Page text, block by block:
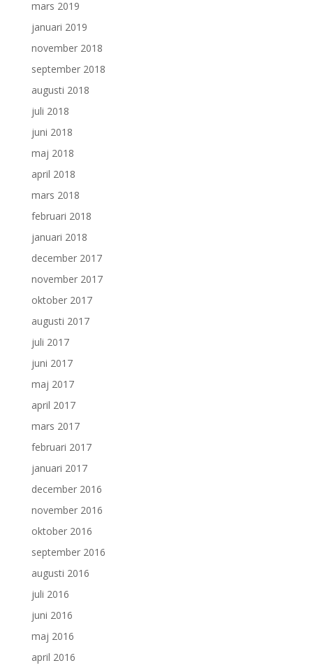
mars 2019
januari 2019
november 2018
september 2018
augusti 2018
juli 2018
juni 2018
maj 2018
april 2018
mars 2018
februari 2018
januari 2018
december 2017
november 2017
oktober 2017
augusti 2017
juli 2017
juni 2017
maj 2017
april 2017
mars 2017
februari 2017
januari 2017
december 2016
november 2016
oktober 2016
september 2016
augusti 2016
juli 2016
juni 2016
maj 2016
april 2016